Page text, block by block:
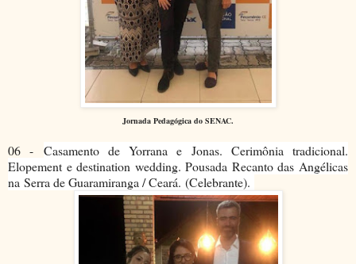
Jornada Pedagógica do SENAC.
06 - Casamento de Yorrana e Jonas. Cerimônia tradicional.
Elopement e destination wedding. Pousada Recanto das Angélicas
na Serra de Guaramiranga / Ceará. (Celebrante).